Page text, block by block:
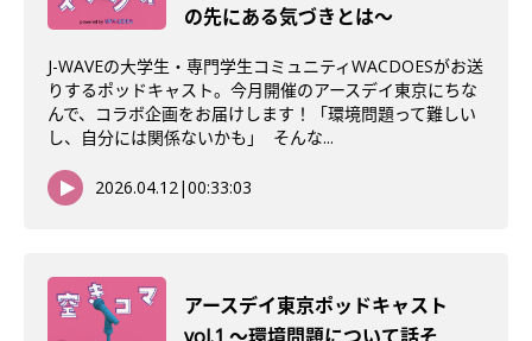
の先にある気づきとは〜
J-WAVEの大学生・専門学生コミュニティWACDOESがお送
りするポッドキャスト。今月開催のアースデイ東京にちな
んで、コラボ企画をお届けします！「環境問題って難しい
し、自分には関係ないかも」 そんな...
2026.04.12|00:33:03
アースデイ東京ポッドキャスト